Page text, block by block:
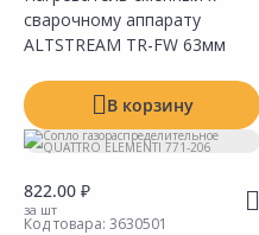
сварочному аппарату
ALTSTREAM TR-FW 63мм
В корзину
822.00 ₽
за шт
Код товара: 3630501